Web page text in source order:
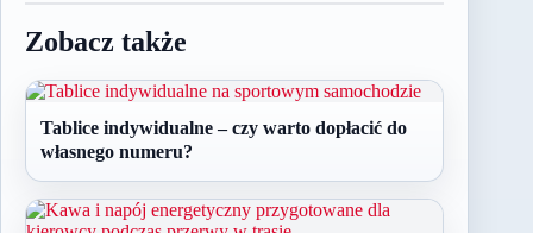
Zobacz także
Tablice indywidualne – czy warto dopłacić do
własnego numeru?